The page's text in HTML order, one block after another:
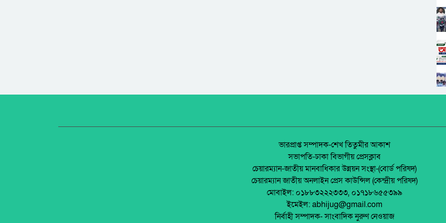
ভারপ্রাপ্ত সম্পাদক-শেখ তিতুমীর আকাশ
সভাপতি-ঢাকা বিভাগীয় প্রেসক্লাব
চেয়ারম্যান-জাতীয় মানবাধিকার উন্নয়ন সংস্থা-(বোর্ড পরিষদ)
চেয়ারম্যান জাতীয় অনলাইন প্রেস কাউন্সিল (কেন্দ্রীয় পরিষদ)
মোবাইল: ০১৮৮৩২২২৩৩৩, ০১৭১৮৬৫৫৩৯৯
ইমেইল: abhijug@gmail.com
নির্বাহী সম্পাদক- সাংবাদিক নুরুণ নেওয়াজ